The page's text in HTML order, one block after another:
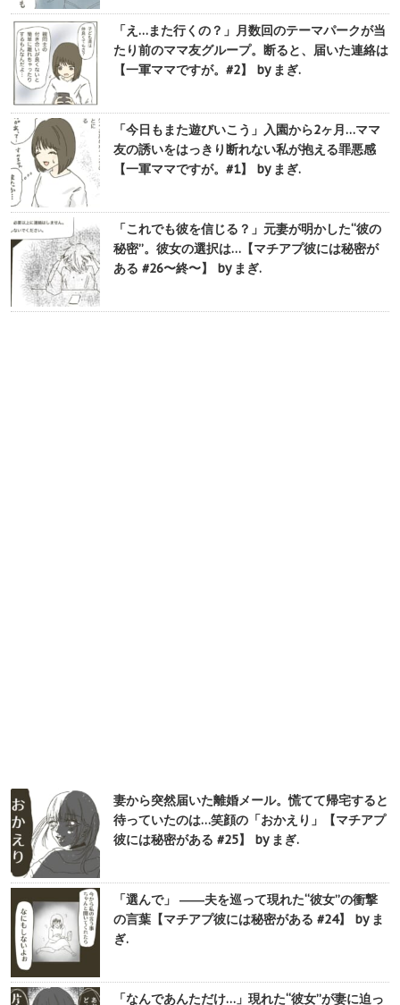
「え…また行くの？」月数回のテーマパークが当
たり前のママ友グループ。断ると、届いた連絡は
【一軍ママですが。#2】 by まぎ.
「今日もまた遊びいこう」入園から2ヶ月…ママ
友の誘いをはっきり断れない私が抱える罪悪感
【一軍ママですが。#1】 by まぎ.
「これでも彼を信じる？」元妻が明かした“彼の
秘密”。彼女の選択は…【マチアプ彼には秘密が
ある #26〜終〜】 by まぎ.
妻から突然届いた離婚メール。慌てて帰宅すると
待っていたのは…笑顔の「おかえり」【マチアプ
彼には秘密がある #25】 by まぎ.
「選んで」 ――夫を巡って現れた“彼女”の衝撃
の言葉【マチアプ彼には秘密がある #24】 by ま
ぎ.
「なんであんただけ…」現れた“彼女”が妻に迫っ